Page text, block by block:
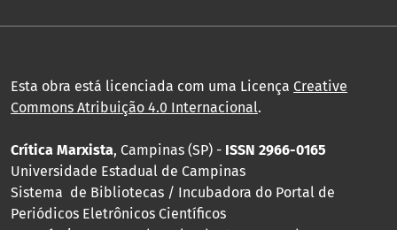
Esta obra está licenciada com uma Licença Creative
Commons Atribuição 4.0 Internacional.
Crítica Marxista, Campinas (SP) - ISSN 2966-0165
Universidade Estadual de Campinas
Sistema de Bibliotecas / Incubadora do Portal de
Periódicos Eletrônicos Científicos